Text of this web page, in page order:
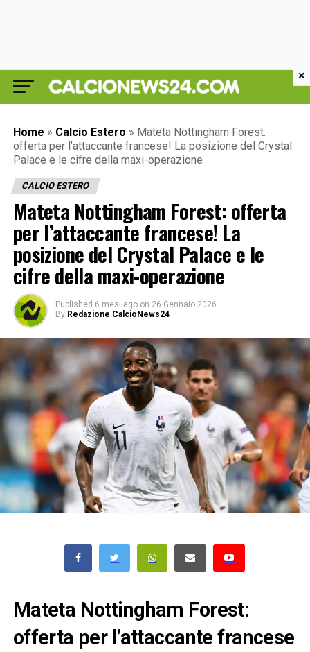
Home » Calcio Estero » Mateta Nottingham Forest:
offerta per l’attaccante francese! La posizione del Crystal
Palace e le cifre della maxi-operazione
CALCIO ESTERO
Mateta Nottingham Forest: offerta
per l’attaccante francese! La
posizione del Crystal Palace e le
cifre della maxi-operazione
Published 6 mesi ago on 26 Gennaio 2026
By Redazione CalcioNews24
Mateta Nottingham Forest:
offerta per l’attaccante francese
×